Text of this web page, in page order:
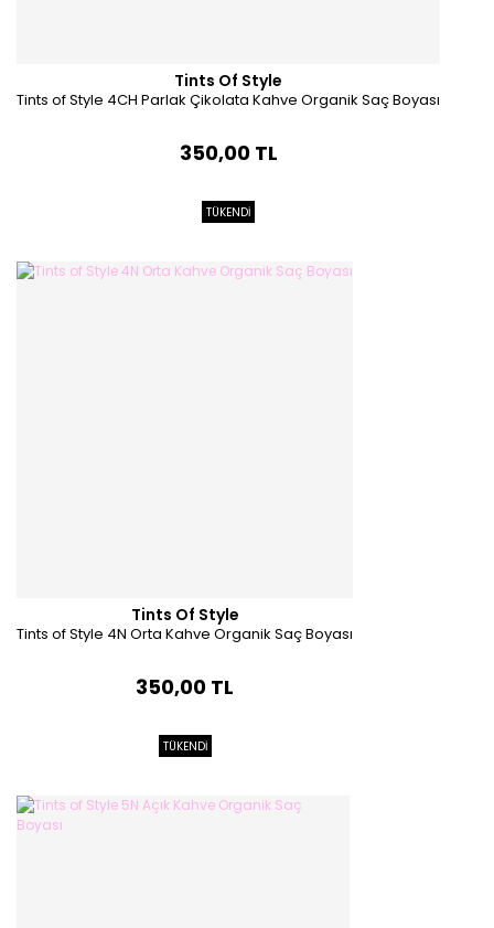
Tints Of Style
Tints of Style 4CH Parlak Çikolata Kahve Organik Saç Boyası
350,00 TL
TÜKENDİ
Tints Of Style
Tints of Style 4N Orta Kahve Organik Saç Boyası
350,00 TL
TÜKENDİ